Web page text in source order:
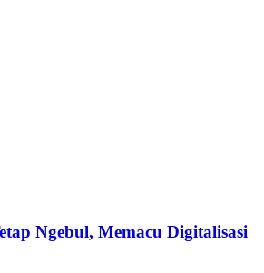
Ngebul, Memacu Digitalisasi